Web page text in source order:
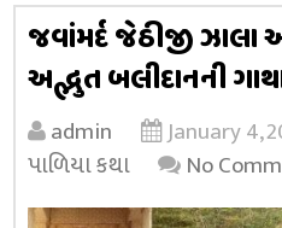
જવાંમર્દ જેઠીજી
અદ્ભુત બલીદાનની
admin January 4,
પાળિયા કથા
No